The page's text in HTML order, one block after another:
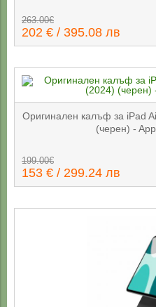
263.00€
202 € / 395.08 лв
Оригинален калъф за iPad
(черен) -
199.00€
153 € / 299.24 лв